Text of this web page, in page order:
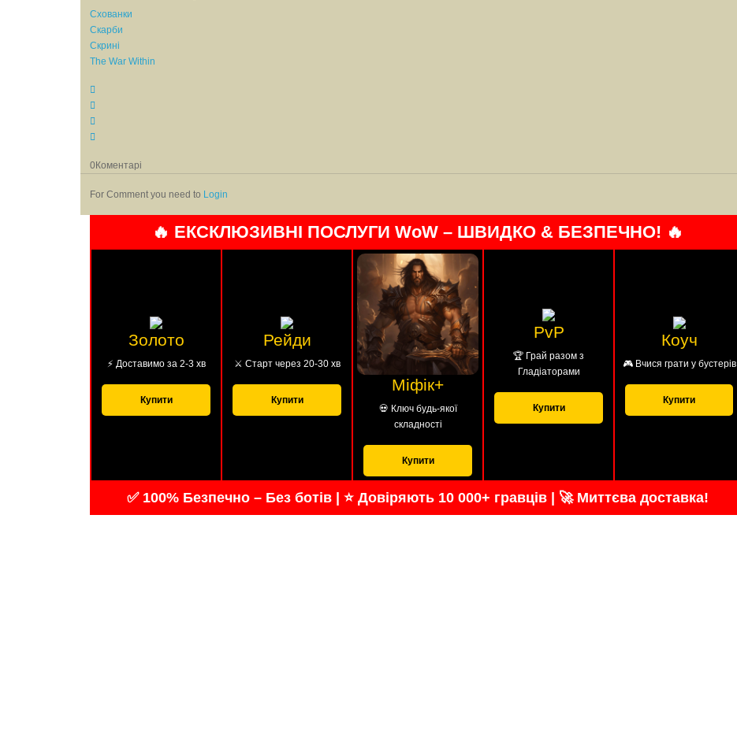
Схованки
Скарби
Скрині
The War Within
0Коментарі
For Comment you need to Login
🔥 ЕКСКЛЮЗИВНІ ПОСЛУГИ WoW – ШВИДКО & БЕЗПЕЧНО! 🔥
Золото
⚡ Доставимо за 2-3 хв
Купити
Рейди
⚔️ Старт через 20-30 хв
Купити
Міфік+
💀 Ключ будь-якої
складності
Купити
PvP
🏆 Грай разом з
Гладіаторами
Купити
Коуч
🎮 Вчися грати у бустерів
Купити
✅ 100% Безпечно – Без ботів | ⭐ Довіряють 10 000+ гравців | 🚀 Миттєва доставка!